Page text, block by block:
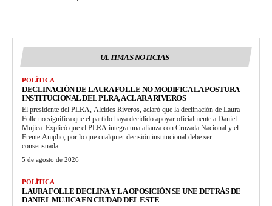
ULTIMAS NOTICIAS
POLÍTICA
DECLINACIÓN DE LAURA FOLLE NO MODIFICA LA POSTURA
INSTITUCIONAL DEL PLRA, ACLARA RIVEROS
El presidente del PLRA, Alcides Riveros, aclaró que la declinación de Laura
Folle no significa que el partido haya decidido apoyar oficialmente a Daniel
Mujica. Explicó que el PLRA integra una alianza con Cruzada Nacional y el
Frente Amplio, por lo que cualquier decisión institucional debe ser
consensuada.
5 de agosto de 2026
POLÍTICA
LAURA FOLLE DECLINA Y LA OPOSICIÓN SE UNE DETRÁS DE
DANIEL MUJICA EN CIUDAD DEL ESTE